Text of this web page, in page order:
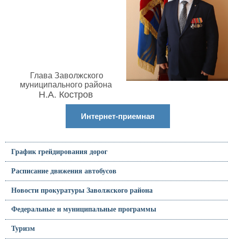
Глава Заволжского
муниципального района
Н.А. Костров
Интернет-приемная
График грейдирования дорог
Расписание движения автобусов
Новости прокуратуры Заволжского района
Федеральные и муниципальные программы
Туризм